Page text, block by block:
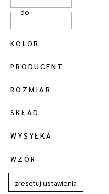
do
KOLOR
PRODUCENT
ROZMIAR
SKŁAD
WYSYŁKA
WZÓR
zresetuj ustawienia